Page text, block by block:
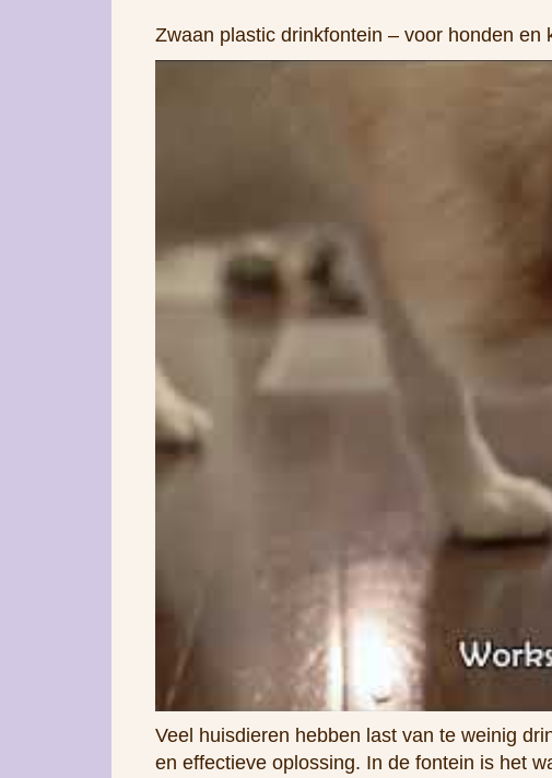
Zwaan plastic drinkfontein – voor honden en
Veel huisdieren hebben last van te weinig
en effectieve oplossing. In de fontein is het